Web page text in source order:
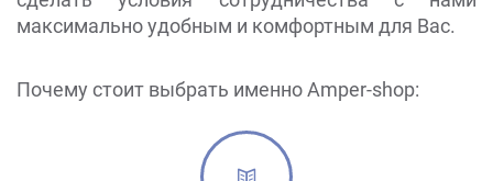
максимально удобным и комфортным для Вас.
Почему стоит выбрать именно Amper-shop: